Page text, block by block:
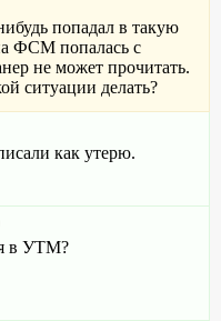
попадал в такую
ФСМ попалась с
не может прочитать.
ситуации делать?
как утерю.
в УТМ?